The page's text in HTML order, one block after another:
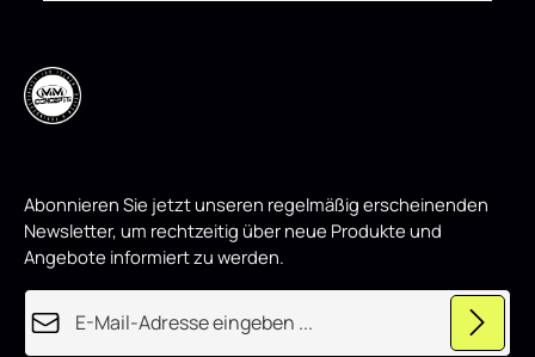
Abonnieren Sie jetzt unseren regelmäßig erscheinenden
Newsletter, um rechtzeitig über neue Produkte und
Angebote informiert zu werden.
E-Mail-Adresse*